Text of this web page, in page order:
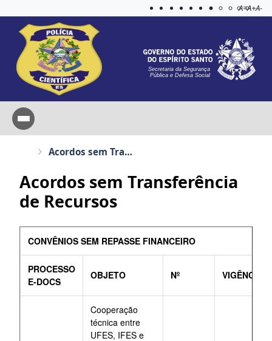
Aplicar
A=A+A-
Secretaria da Segurança
Pública e Defesa Social
Acordos sem Transferência de Recursos
Acordos sem Transferência
de Recursos
CONVÊNIOS SEM REPASSE FINANCEIRO
PROCESSO
E-DOCS
OBJETO Nº VIGÊNCIA
Cooperação
técnica entre
UFES, IFES e